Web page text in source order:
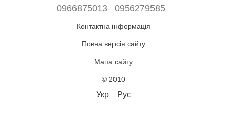
0966875013 0956279585
Контактна інформація
Повна версія сайту
Мапа сайту
© 2010
Укр Рус